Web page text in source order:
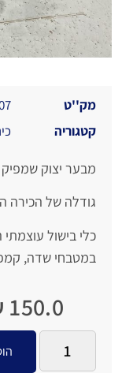
מק''ט
קטגוריה
מבער יצוק
גודלה של הכירה הוא כ-
כלי בישול
במטבחי שדה,
150.0